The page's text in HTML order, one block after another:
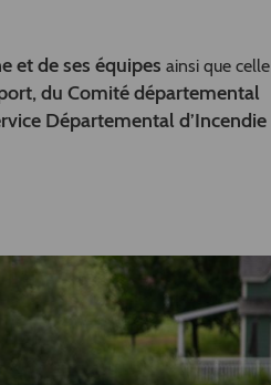
et de ses équipes ainsi que celle
du Comité départemental
Départemental d’Incendie